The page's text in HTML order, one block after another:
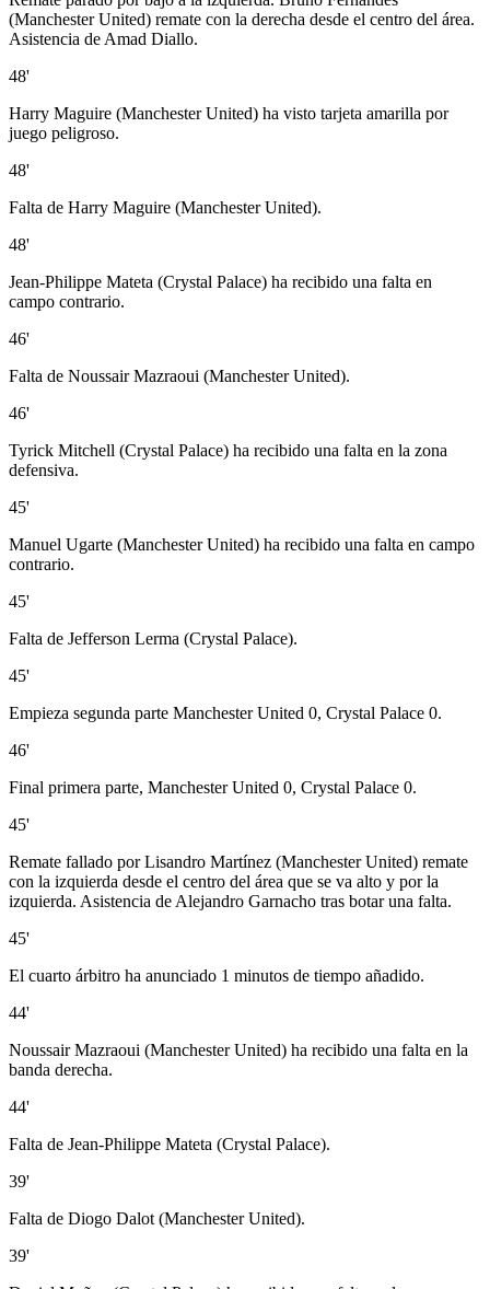
(Manchester United) remate con la derecha desde el centro del área.
Asistencia de Amad Diallo.
48'
Harry Maguire (Manchester United) ha visto tarjeta amarilla por
juego peligroso.
48'
Falta de Harry Maguire (Manchester United).
48'
Jean-Philippe Mateta (Crystal Palace) ha recibido una falta en
campo contrario.
46'
Falta de Noussair Mazraoui (Manchester United).
46'
Tyrick Mitchell (Crystal Palace) ha recibido una falta en la zona
defensiva.
45'
Manuel Ugarte (Manchester United) ha recibido una falta en campo
contrario.
45'
Falta de Jefferson Lerma (Crystal Palace).
45'
Empieza segunda parte Manchester United 0, Crystal Palace 0.
46'
Final primera parte, Manchester United 0, Crystal Palace 0.
45'
Remate fallado por Lisandro Martínez (Manchester United) remate
con la izquierda desde el centro del área que se va alto y por la
izquierda. Asistencia de Alejandro Garnacho tras botar una falta.
45'
El cuarto árbitro ha anunciado 1 minutos de tiempo añadido.
44'
Noussair Mazraoui (Manchester United) ha recibido una falta en la
banda derecha.
44'
Falta de Jean-Philippe Mateta (Crystal Palace).
39'
Falta de Diogo Dalot (Manchester United).
39'